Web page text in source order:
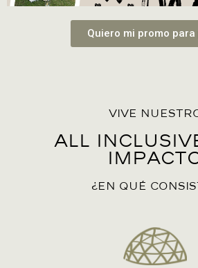
Quiero mi promo para
VIVE
All
¿EN QUÉ